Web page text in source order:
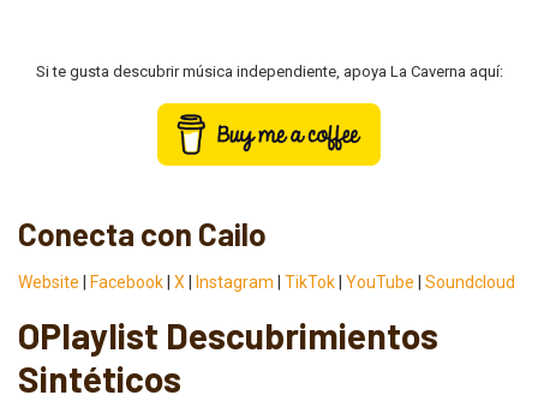
Si te gusta descubrir música independiente, apoya La Caverna aquí:
Conecta con Cailo
Website Facebook X Instagram TikTok YouTube Soundcloud
OPlaylist Descubrimientos
Sintéticos